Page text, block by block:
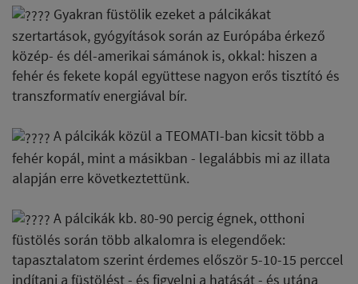
Gyakran füstölik ezeket a pálcikákat
szertartások, gyógyítások során az Európába érkező
közép- és dél-amerikai sámánok is, okkal: hiszen a
fehér és fekete kopál együttese nagyon erős tisztító és
transzformatív energiával bír.
A pálcikák közül a TEOMATI-ban kicsit több a
fehér kopál, mint a másikban - legalábbis mi az illata
alapján erre következtettünk.
A pálcikák kb. 80-90 percig égnek, otthoni
füstölés során több alkalomra is elegendőek:
tapasztalatom szerint érdemes először 5-10-15 perccel
indítani a füstölést - és figyelni a hatását - és utána